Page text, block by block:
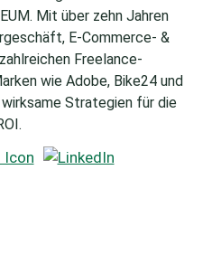
Mit über zehn Jahren
E-Commerce- &
Freelance-
wie Adobe, Bike24 und
Strategien für die